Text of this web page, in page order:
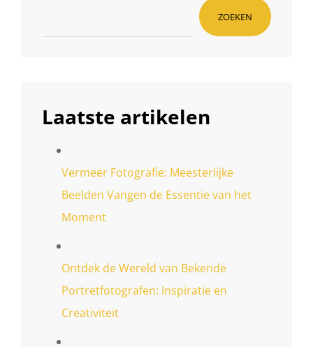
ZOEKEN
Laatste artikelen
Vermeer Fotografie: Meesterlijke
Beelden Vangen de Essentie van het
Moment
Ontdek de Wereld van Bekende
Portretfotografen: Inspiratie en
Creativiteit